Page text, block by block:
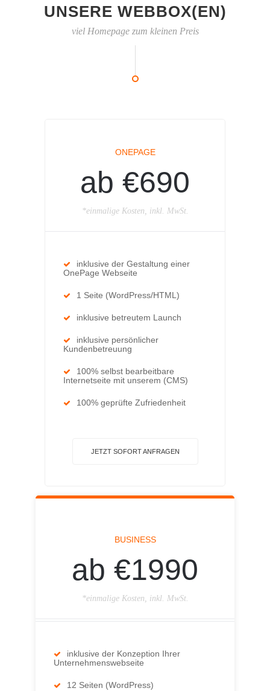
UNSERE WEBBOX(EN)
viel Homepage zum kleinen Preis
ONEPAGE
ab €690
*einmalige Kosten, inkl. MwSt.
inklusive der Gestaltung einer
OnePage Webseite
1 Seite (WordPress/HTML)
inklusive betreutem Launch
inklusive persönlicher
Kundenbetreuung
100% selbst bearbeitbare
Internetseite mit unserem (CMS)
100% geprüfte Zufriedenheit
JETZT SOFORT ANFRAGEN
BUSINESS
ab €1990
*einmalige Kosten, inkl. MwSt.
inklusive der Konzeption Ihrer
Unternehmenswebseite
12 Seiten (WordPress)